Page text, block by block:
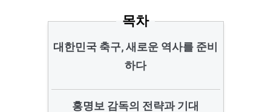
목차
대한민국 축구, 새로운 역사를 준비
하다
홍명보 감독의 전략과 기대